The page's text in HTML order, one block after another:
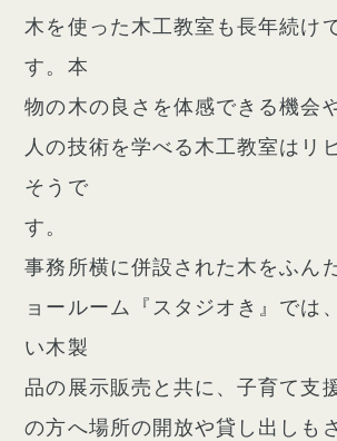
木を使った木工教室も長年続け
す。本
物の木の良さを体感できる機会
人の技術を学べる木工教室はリ
そうで
す。
事務所横に併設された木をふん
ョールーム『スタジオき』では
い木製
品の展示販売と共に、子育て支
の方へ場所の開放や貸し出しも